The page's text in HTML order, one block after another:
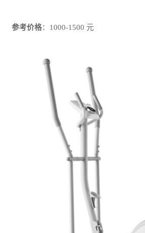
参考价格：1000-1500 元